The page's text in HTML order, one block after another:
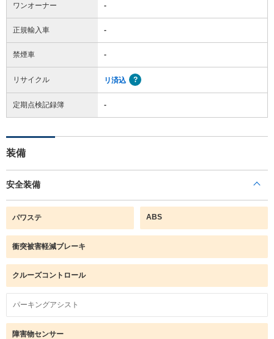
ワンオーナー -
正規輸入車 -
禁煙車 -
リサイクル リ済込
定期点検記録簿 -
装備
安全装備
パワステ ABS
衝突被害軽減ブレーキ
クルーズコントロール
パーキングアシスト
障害物センサー